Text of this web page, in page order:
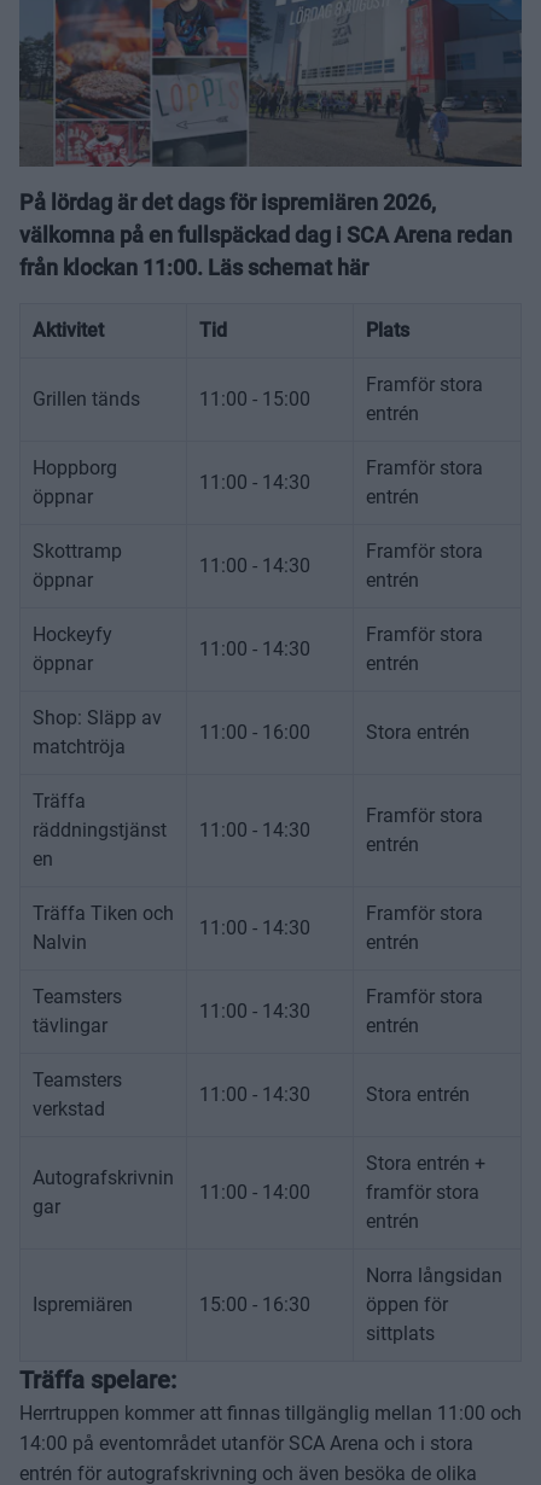
På lördag är det dags för ispremiären 2026,
välkomna på en fullspäckad dag i SCA Arena redan
från klockan 11:00. Läs schemat här
Aktivitet Tid Plats
Grillen tänds 11:00 - 15:00
Framför stora
entrén
Hoppborg
öppnar
11:00 - 14:30
Framför stora
entrén
Skottramp
öppnar
11:00 - 14:30
Framför stora
entrén
Hockeyfy
öppnar
11:00 - 14:30
Framför stora
entrén
Shop: Släpp av
matchtröja
11:00 - 16:00 Stora entrén
Träffa
räddningstjänst
en
11:00 - 14:30
Framför stora
entrén
Träffa Tiken och
Nalvin
11:00 - 14:30
Framför stora
entrén
Teamsters
tävlingar
11:00 - 14:30
Framför stora
entrén
Teamsters
verkstad
11:00 - 14:30 Stora entrén
Autografskrivnin
gar
11:00 - 14:00
Stora entrén +
framför stora
entrén
Ispremiären 15:00 - 16:30
Norra långsidan
öppen för
sittplats
Träffa spelare:
Herrtruppen kommer att finnas tillgänglig mellan 11:00 och
14:00 på eventområdet utanför SCA Arena och i stora
entrén för autografskrivning och även besöka de olika